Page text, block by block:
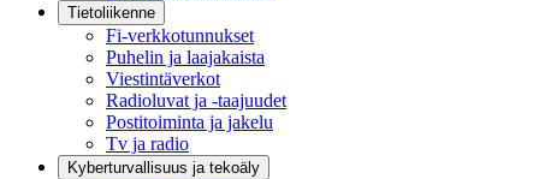
Tietoliikenne
Fi-verkkotunnukset
Puhelin ja laajakaista
Viestintäverkot
Radioluvat ja -taajuudet
Postitoiminta ja jakelu
Tv ja radio
Kyberturvallisuus ja tekoäly